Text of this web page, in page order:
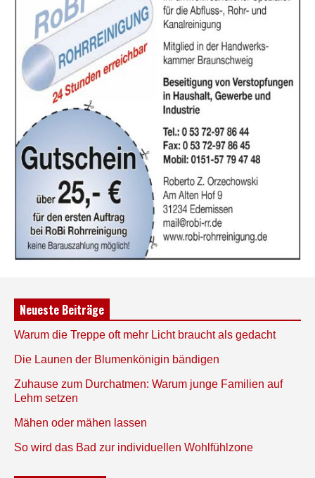
Neueste Beiträge
Warum die Treppe oft mehr Licht braucht als gedacht
Die Launen der Blumenkönigin bändigen
Zuhause zum Durchatmen: Warum junge Familien auf
Lehm setzen
Mähen oder mähen lassen
So wird das Bad zur individuellen Wohlfühlzone